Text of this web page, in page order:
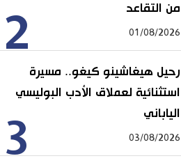
2
من التقاعد
01/08/2026
3
رحيل هيغاشينو كيغو.. مسيرة
استثنائية لعملاق الأدب البوليسي
الياباني
03/08/2026